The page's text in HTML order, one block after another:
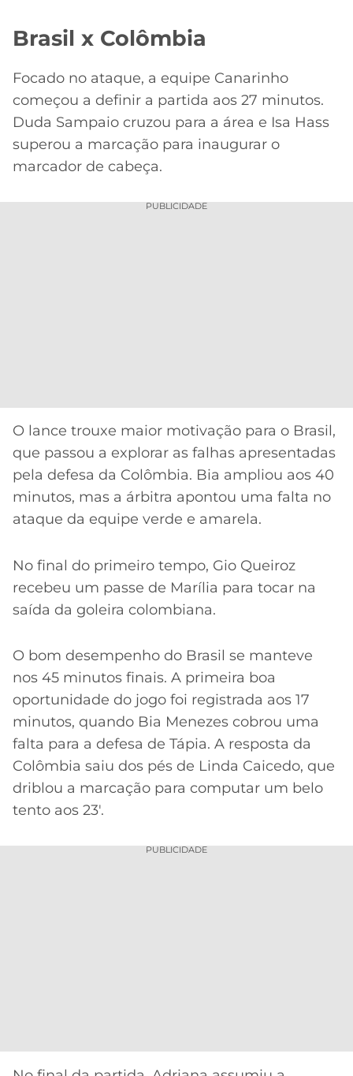
Brasil x Colômbia
Focado no ataque, a equipe Canarinho
começou a definir a partida aos 27 minutos.
Duda Sampaio cruzou para a área e Isa Hass
superou a marcação para inaugurar o
marcador de cabeça.
PUBLICIDADE
O lance trouxe maior motivação para o Brasil,
que passou a explorar as falhas apresentadas
pela defesa da Colômbia. Bia ampliou aos 40
minutos, mas a árbitra apontou uma falta no
ataque da equipe verde e amarela.
No final do primeiro tempo, Gio Queiroz
recebeu um passe de Marília para tocar na
saída da goleira colombiana.
O bom desempenho do Brasil se manteve
nos 45 minutos finais. A primeira boa
oportunidade do jogo foi registrada aos 17
minutos, quando Bia Menezes cobrou uma
falta para a defesa de Tápia. A resposta da
Colômbia saiu dos pés de Linda Caicedo, que
driblou a marcação para computar um belo
tento aos 23′.
PUBLICIDADE